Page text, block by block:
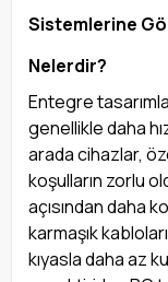
Sistemlerine
Nelerdir?
Entegre
genellikle daha
arada cihazlar,
koşulların zorlu
açısından daha
karmaşık
kıyasla daha az